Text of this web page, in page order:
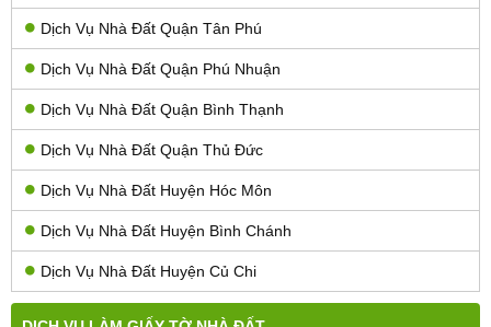
Dịch Vụ Nhà Đất Quận Tân Phú
Dịch Vụ Nhà Đất Quận Phú Nhuận
Dịch Vụ Nhà Đất Quận Bình Thạnh
Dịch Vụ Nhà Đất Quận Thủ Đức
Dịch Vụ Nhà Đất Huyện Hóc Môn
Dịch Vụ Nhà Đất Huyện Bình Chánh
Dịch Vụ Nhà Đất Huyện Củ Chi